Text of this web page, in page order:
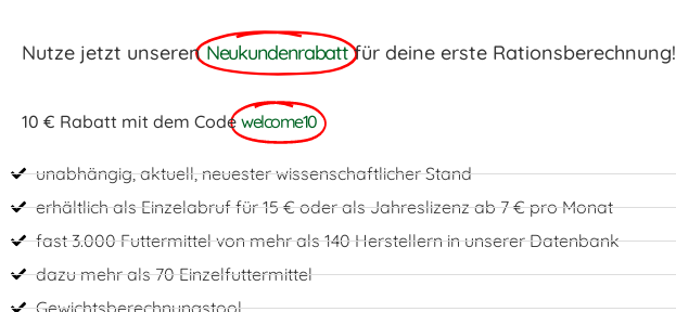
Nutze jetzt unseren Neukundenrabatt für deine erste Rationsberechnung!
10 € Rabatt mit dem Code welcome10
unabhängig, aktuell, neuester wissenschaftlicher Stand
erhältlich als Einzelabruf für 15 € oder als Jahreslizenz ab 7 € pro Monat
fast 3.000 Futtermittel von mehr als 140 Herstellern in unserer Datenbank
dazu mehr als 70 Einzelfuttermittel